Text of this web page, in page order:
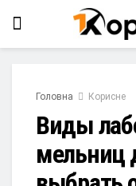
Головна Корисне
Виды
мельниц